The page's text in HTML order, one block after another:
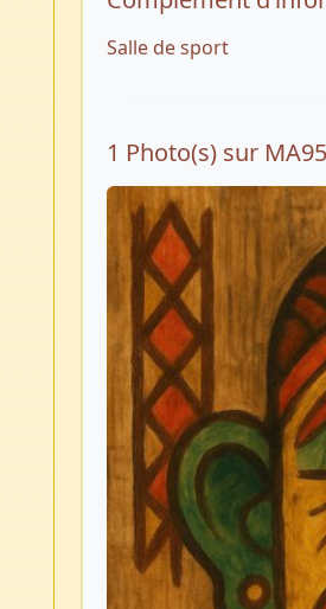
Salle de sport
1 Photo(s) sur